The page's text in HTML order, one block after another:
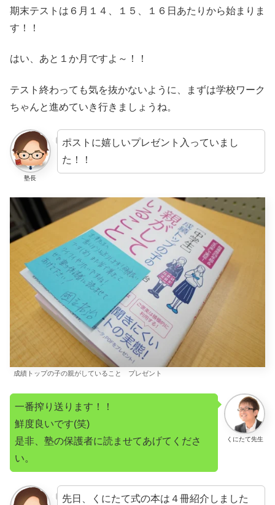
期末テストは６月１４、１５、１６日あたりから始まりま
す！！
はい、あと１か月ですよ～！！
テスト終わっても気を抜かないように、まずは学校ワーク
ちゃんと進めていき行きましょうね。
塾長
ポストに嬉しいプレゼント入っていまし
た！！
成績トップの子の親がしていること プレゼント
くにたて先生
一番搾り送ります！！
鮮度良いです(笑)
是非、塾の保護者に読ませてあげてくださ
い。
先日、くにたて式の本は４冊紹介しました